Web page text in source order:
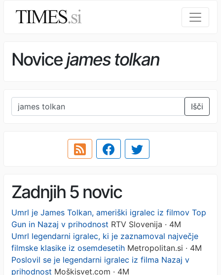
Novicejames tolkan
Išči
Zadnjih 5 novic
Umrl je James Tolkan, ameriški igralec iz filmov Top
Gun in Nazaj v prihodnost RTV Slovenija · 4M
Umrl legendarni igralec, ki je zaznamoval največje
filmske klasike iz osemdesetih Metropolitan.si · 4M
Poslovil se je legendarni igralec iz filma Nazaj v
prihodnost Moškisvet.com · 4M